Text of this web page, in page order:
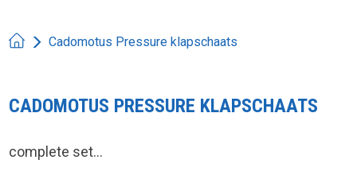
Cadomotus Pressure klapschaats
CADOMOTUS PRESSURE KLAPSCHAATS
complete set...